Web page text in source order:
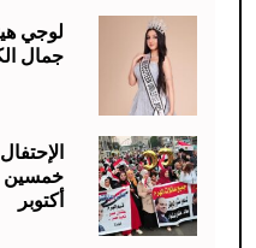
لوجي
جمال
خمسين
أكتوبر